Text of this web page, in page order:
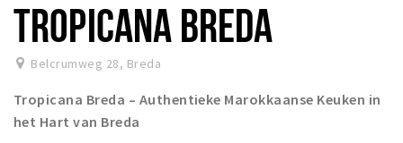
Bezienswaardigheden
Musea, theaters & podia
Uitjes & activiteiten
Toeristische routes
TROPICANA BREDA
Belcrumweg 28, Breda
Tropicana Breda – Authentieke Marokkaanse Keuken in
het Hart van Breda